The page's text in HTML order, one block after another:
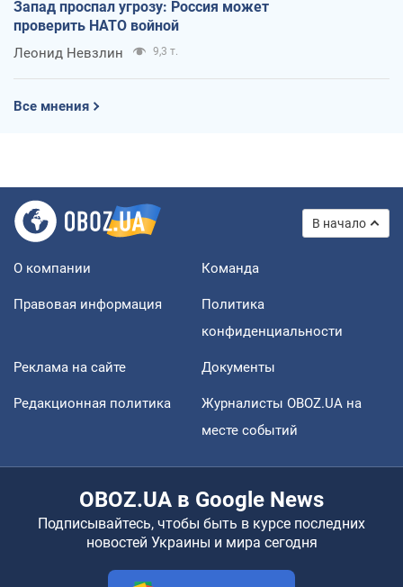
Запад проспал угрозу: Россия может
проверить НАТО войной
Леонид Невзлин 9,3 т.
Все мнения
В начало
О компании Команда
Правовая информация
Политика
конфиденциальности
Реклама на сайте Документы
Редакционная политика
Журналисты OBOZ.UA на
месте событий
OBOZ.UA в Google News
Подписывайтесь, чтобы быть в курсе последних
новостей Украины и мира сегодня